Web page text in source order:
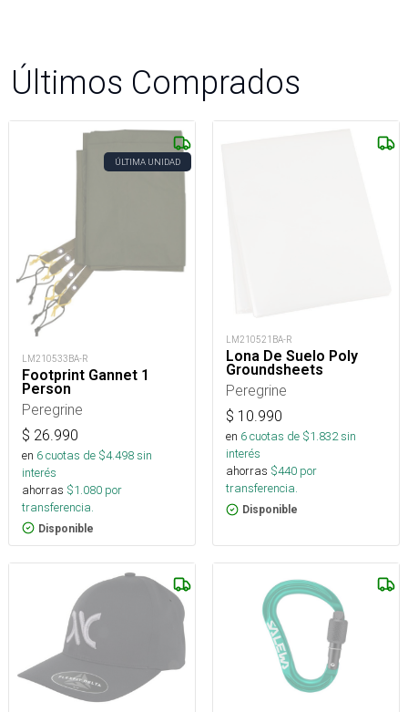
Últimos Comprados
ÚLTIMA UNIDAD
LM210533BA-R
Footprint Gannet 1
Person
Peregrine
$ 26.990
en 6cuotas de $4.498sin
interés
ahorras $1.080 por
transferencia.
Disponible
LM210521BA-R
Lona De Suelo Poly
Groundsheets
Peregrine
$ 10.990
en 6cuotas de $1.832sin
interés
ahorras $440 por
transferencia.
Disponible